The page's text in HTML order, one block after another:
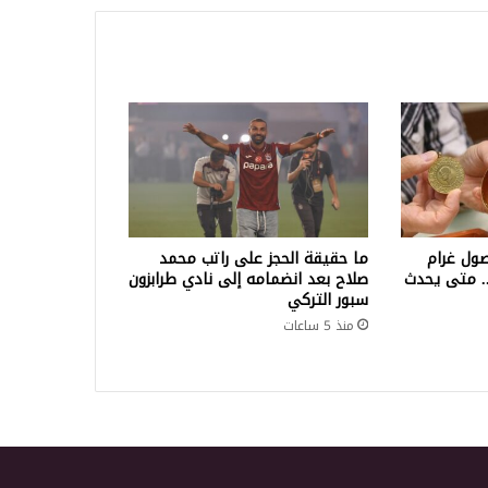
غرام
ليرة.. متى يحدث
ما حقيقة الحجز على راتب محمد
صلاح بعد انضمامه إلى نادي طرابزون
سبور التركي
منذ 5 ساعات